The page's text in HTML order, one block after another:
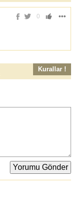
0
Kurallar !